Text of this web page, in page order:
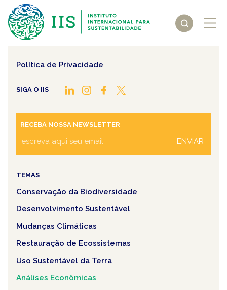
ENTRE EM CONTATO
contato@iis-rio.org
Política de Privacidade
SIGA O IIS
RECEBA NOSSA NEWSLETTER
ENVIAR
TEMAS
Conservação da Biodiversidade
Desenvolvimento Sustentável
Mudanças Climáticas
Restauração de Ecossistemas
Uso Sustentável da Terra
Análises Econômicas